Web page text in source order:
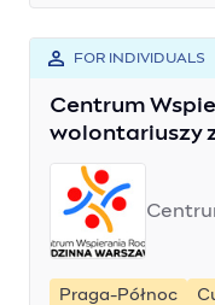
FOR INDIVIDUALS
Centrum
wolontariuszy
Praga-Północ